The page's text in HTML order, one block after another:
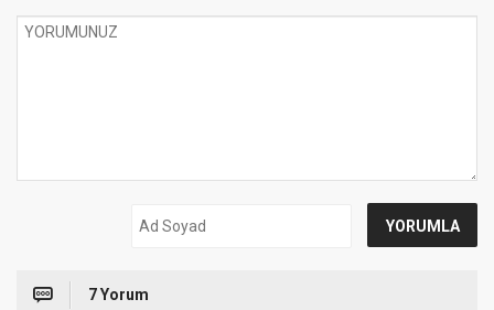
7 Yorum